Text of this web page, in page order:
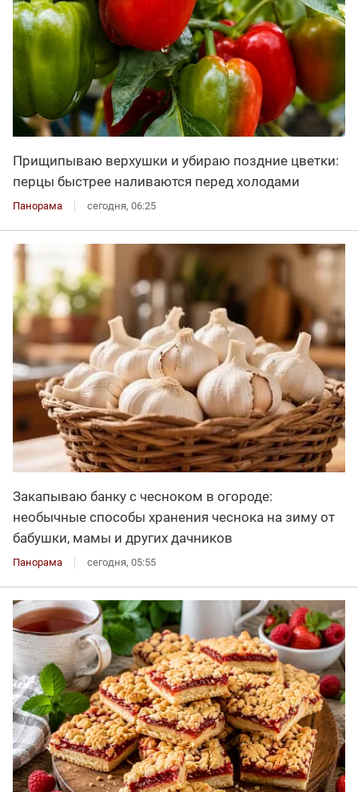
Прищипываю верхушки и убираю поздние цветки:
перцы быстрее наливаются перед холодами
Панорама сегодня, 06:25
Закапываю банку с чесноком в огороде:
необычные способы хранения чеснока на зиму от
бабушки, мамы и других дачников
Панорама сегодня, 05:55